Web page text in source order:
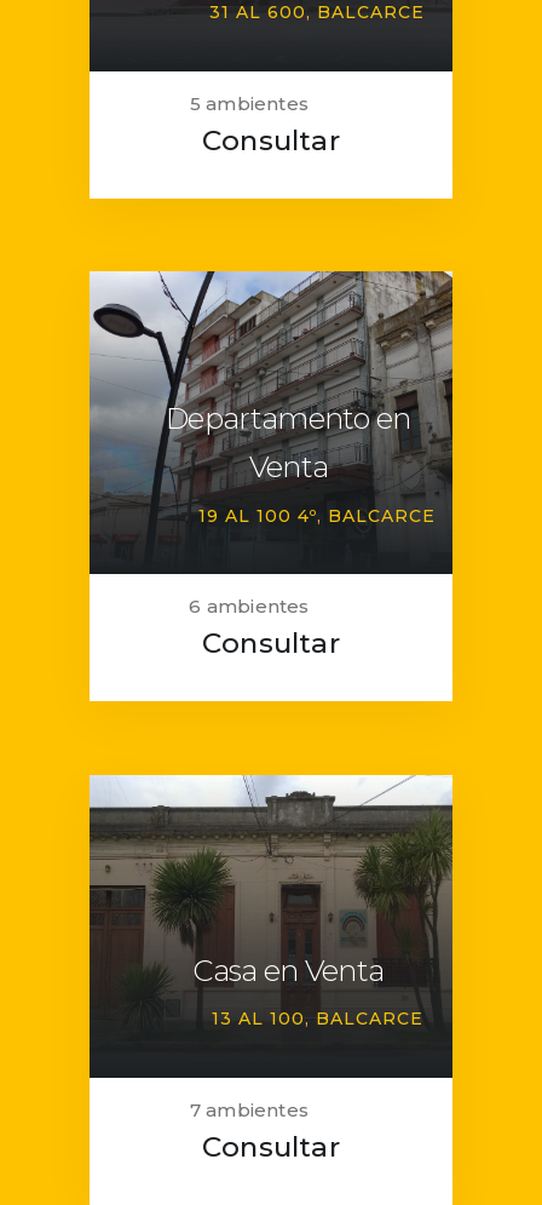
31 AL 600 BALCARCE
5 ambientes
Consultar
Departamento en
Venta
19 AL 100 4º BALCARCE
6 ambientes
Consultar
Casa en Venta
13 AL 100 BALCARCE
7 ambientes
Consultar